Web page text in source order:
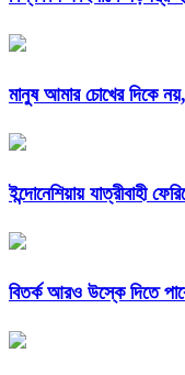
মানুষ আমার চোখের দিকে
ইন্দোনেশিয়ায় যাত্রীবাহী
বিতর্ক আরও উস্কে দিতে